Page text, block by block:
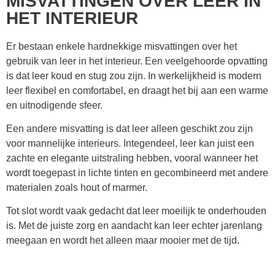
HET INTERIEUR
Er bestaan enkele hardnekkige misvattingen over het
gebruik van leer in het interieur. Een veelgehoorde opvatting
is dat leer koud en stug zou zijn. In werkelijkheid is modern
leer flexibel en comfortabel, en draagt het bij aan een warme
en uitnodigende sfeer.
Een andere misvatting is dat leer alleen geschikt zou zijn
voor mannelijke interieurs. Integendeel, leer kan juist een
zachte en elegante uitstraling hebben, vooral wanneer het
wordt toegepast in lichte tinten en gecombineerd met andere
materialen zoals hout of marmer.
Tot slot wordt vaak gedacht dat leer moeilijk te onderhouden
is. Met de juiste zorg en aandacht kan leer echter jarenlang
meegaan en wordt het alleen maar mooier met de tijd.